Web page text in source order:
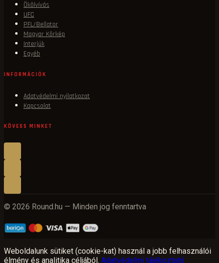
Ökölvívás
UFC
PFL/Bellator
Magyar Körkép
Interjúk
Egyéb
INFORMÁCIÓK
Adatvédelmi nyilatkozat
Kapcsolat
KÖVESS MINKET
© 2026 Round.hu — Minden jog fenntartva
Weboldalunk sütiket (cookie-kat) használ a jobb felhasználói
élmény és analitika céljából. Adatvédelmi tájékoztató